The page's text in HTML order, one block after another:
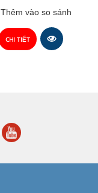
Thêm vào so sánh
CHI TIẾT